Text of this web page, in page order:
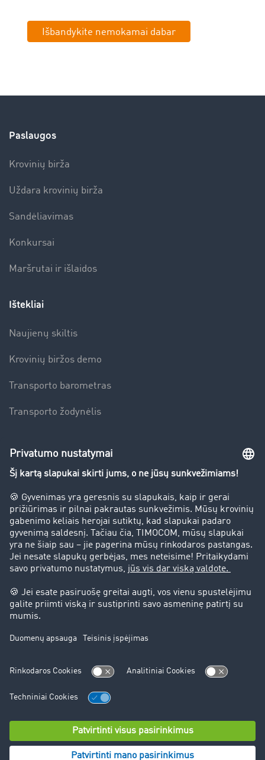
Išbandykite nemokamai dabar
Paslaugos
Krovinių birža
Uždara krovinių birža
Sandėliavimas
Konkursai
Maršrutai ir išlaidos
Ištekliai
Naujienų skiltis
Krovinių biržos demo
Transporto barometras
Transporto žodynėlis
Įmonė
Sėkmės istorijos
Klientai įdarbina klientus
Teisinė informacija
Teisinis pranešimas
Duomenų apsauga
Slapukų nustatymai
Pagalba